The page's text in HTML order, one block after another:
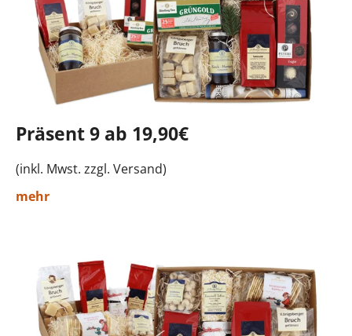
Präsent 9 ab 19,90€
(inkl. Mwst. zzgl. Versand)
mehr